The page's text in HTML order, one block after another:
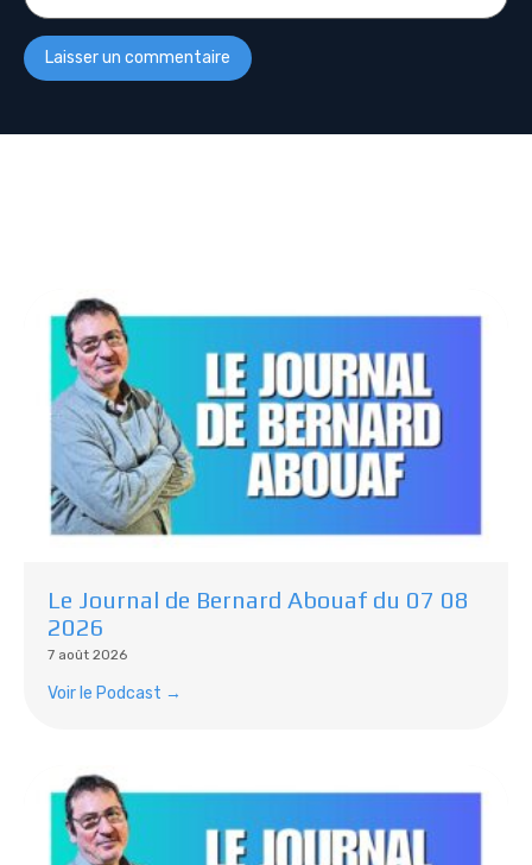
Le Journal de Bernard Abouaf du 07 08
2026
7 août 2026
Voir le Podcast →